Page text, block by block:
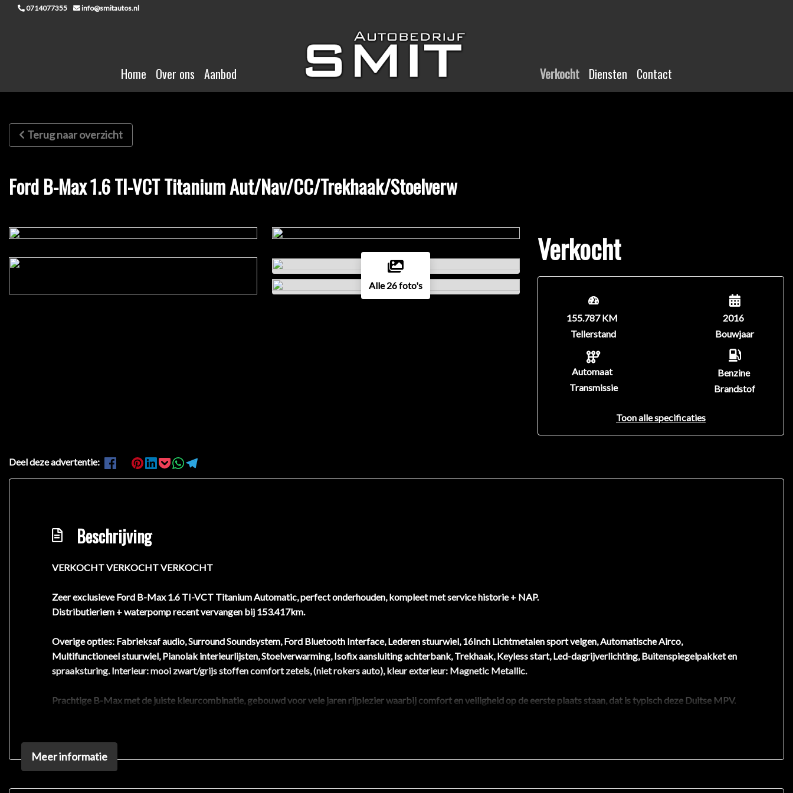
0714077355 info@smitautos.nl
Home Over ons Aanbod Verkocht Diensten Contact
Terug naar overzicht
Ford B-Max 1.6 TI-VCT Titanium Aut/Nav/CC/Trekhaak/Stoelverw
Alle 26 foto's
Verkocht
155.787 KM
Tellerstand
Automaat
Transmissie
2016
Bouwjaar
Benzine
Brandstof
Toon alle specificaties
Deel deze advertentie:
Beschrijving
VERKOCHT VERKOCHT VERKOCHT
Zeer exclusieve Ford B-Max 1.6 TI-VCT Titanium Automatic, perfect onderhouden, kompleet met service historie + NAP.
Distributieriem + waterpomp recent vervangen bij 153.417km.
Overige opties: Fabrieksaf audio, Surround Soundsystem, Ford Bluetooth Interface, Lederen stuurwiel, 16Inch Lichtmetalen sport velgen, Automatische Airco,
Multifunctioneel stuurwiel, Pianolak interieurlijsten, Stoelverwarming, Isofix aansluiting achterbank, Trekhaak, Keyless start, Led-dagrijverlichting, Buitenspiegelpakket en
spraaksturing. Interieur: mooi zwart/grijs stoffen comfort zetels, (niet rokers auto), kleur exterieur: Magnetic Metallic.
Prachtige B-Max met de juiste kleurcombinatie, gebouwd voor vele jaren rijplezier waarbij comfort en veiligheid op de eerste plaats staan, dat is typisch deze Duitse MPV.
Het premium audiosysteem bedient u veilig met knoppen op het stuur. Natuurlijk is er ook automatische airconditioning aanwezig. Het luxe niveau in deze B-Max is niet
alleen gericht op comfort, maar ook op uw veiligheid. Tal van sensoren helpen u om de omgeving in de gaten te houden. De regensensor zet de ruitenwissers aan zonder dat u
eraan hoeft te denken. En dan zijn er ook nog de parkeersensoren die u helpen om veilig en schadevrij in te parkeren. Er is ook cruise control aan boord, om met een constant
Meer informatie